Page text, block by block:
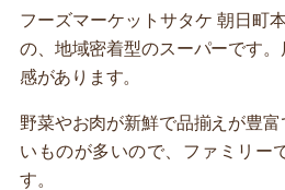
フーズマーケットサタケ 朝日町
の、地域密着型のスーパーです
感があります。
野菜やお肉が新鮮で品揃えが豊
いものが多いので、ファミリー
す。